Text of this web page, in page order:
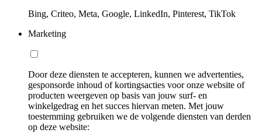
Bing, Criteo, Meta, Google, LinkedIn, Pinterest, TikTok
Marketing
Door deze diensten te accepteren, kunnen we advertenties,
gesponsorde inhoud of kortingsacties voor onze website of
producten weergeven op basis van jouw surf- en
winkelgedrag en het succes hiervan meten. Met jouw
toestemming gebruiken we de volgende diensten van derden
op deze website: